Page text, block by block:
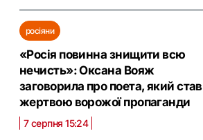
росіяни
«Росія повинна знищити всю
нечисть»: Оксана Вояж
заговорила про поета, який став
жертвою ворожої пропаганди
7 серпня 15:24